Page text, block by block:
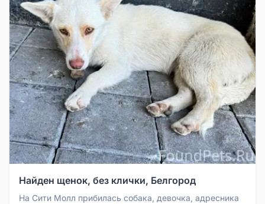
Найден щенок, без клички, Белгород
На Сити Молл прибилась собака, девочка, адресника